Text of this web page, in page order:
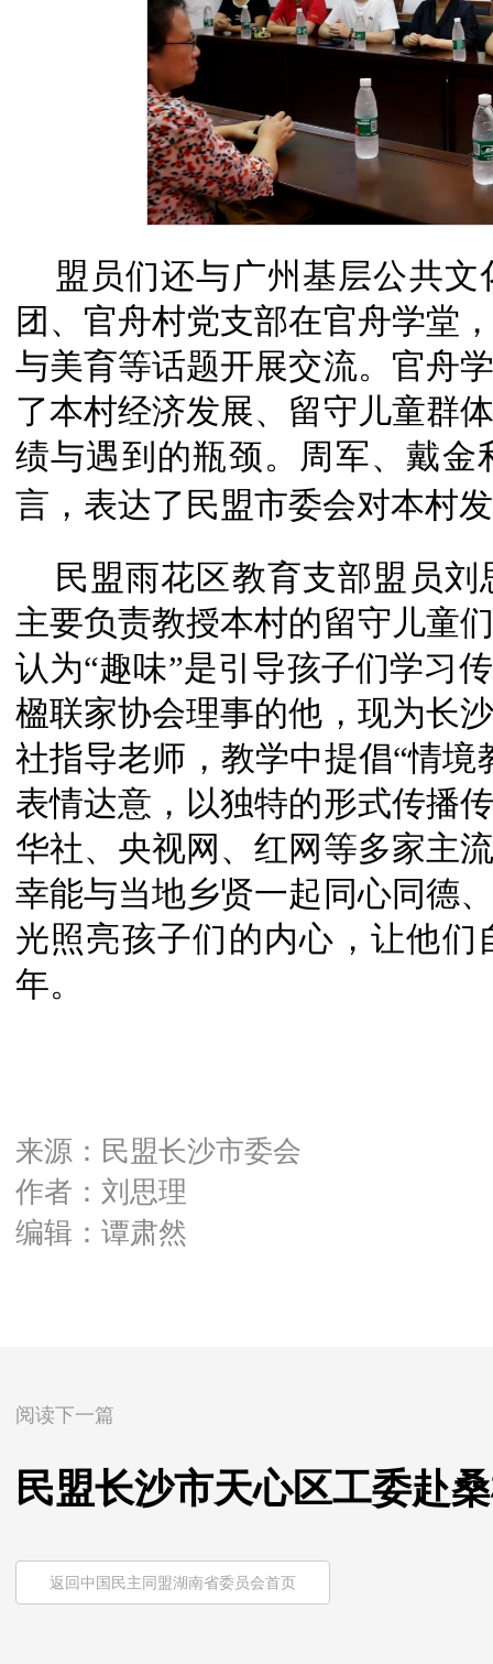
盟员们还与广州基层公共
团、官舟村党支部在官舟学堂
与美育等话题开展交流。官舟
了本村经济发展、留守儿童群
绩与遇到的瓶颈。周军、戴金
言，表达了民盟市委会对本村
民盟雨花区教育支部盟员
主要负责教授本村的留守儿童
认为“趣味”是引导孩子们学习
楹联家协会理事的他，现为长
社指导老师，教学中提倡“情
表情达意，以独特的形式传播
华社、央视网、红网等多家主
幸能与当地乡贤一起同心同德
光照亮孩子们的内心，让他
年。
来源：民盟长沙市委会
作者：刘思理
编辑：谭肃然
阅读下一篇
民盟长沙市天心区工委赴
返回中国民主同盟湖南省委员会首页